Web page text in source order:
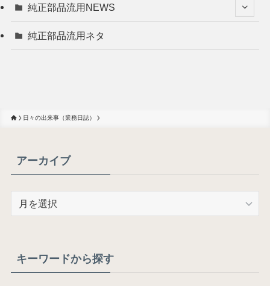
純正部品流用NEWS
純正部品流用ネタ
日々の出来事（業務日誌）
アーカイブ
ブキーワードから探す